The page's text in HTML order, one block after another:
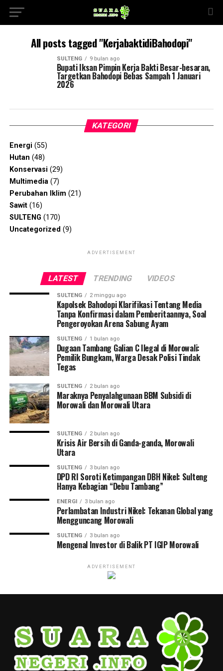
All posts tagged "KerjabaktidiBahodopi"
SULTENG 9 bulan ago
Bupati Iksan Pimpin Kerja Bakti Besar-besaran,
Targetkan Bahodopi Bebas Sampah 1 Januari
2026
KATEGORI
Energi (55)
Hutan (48)
Konservasi (29)
Multimedia(7)
Perubahan Iklim (21)
Sawit(16)
SULTENG (170)
Uncategorized (9)
ADVERTISEMENT
LATEST TRENDING VIDEOS
SULTENG 2 minggu ago
Kapolsek Bahodopi Klarifikasi Tentang Media
Tanpa Konfirmasi dalam Pemberitaannya, Soal
Pengeroyokan Arena Sabung Ayam
SULTENG 1 bulan ago
Dugaan Tambang Galian C Ilegal di Morowali:
Pemilik Bungkam, Warga Desak Polisi Tindak
Tegas
SULTENG 2 bulan ago
Maraknya Penyalahgunaan BBM Subsidi di
Morowali dan Morowali Utara
SULTENG 2 bulan ago
Krisis Air Bersih di Ganda-ganda, Morowali
Utara
SULTENG 3 bulan ago
DPD RI Soroti Ketimpangan DBH Nikel: Sulteng
Hanya Kebagian “Debu Tambang”
ENERGI 3 bulan ago
Perlambatan Industri Nikel: Tekanan Global yang
Mengguncang Morowali
SULTENG 3 bulan ago
Mengenal Investor di Balik PT IGIP Morowali
ADVERTISEMENT